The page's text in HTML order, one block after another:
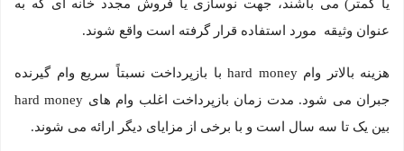
یا کمتر) می باشند، جهت نوسازی یا فروش مجدد خانه ای که به
عنوان وثیقه مورد استفاده قرار گرفته است واقع شوند.
هزینه بالاتر وام hard money با بازپرداخت نسبتاً سریع وام گیرنده
جبران می شود. مدت زمان بازپرداخت اغلب وام های hard money
بین یک تا سه سال است و با برخی از مزایای دیگر ارائه می شوند.